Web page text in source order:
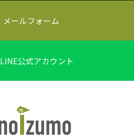
メールフォーム
LINE公式アカウント